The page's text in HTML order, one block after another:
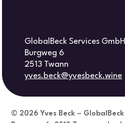
GlobalBeck Services GmbH
Burgweg 6
2513 Twann
yves.beck@yvesbeck.wine
© 2026Yves Beck –